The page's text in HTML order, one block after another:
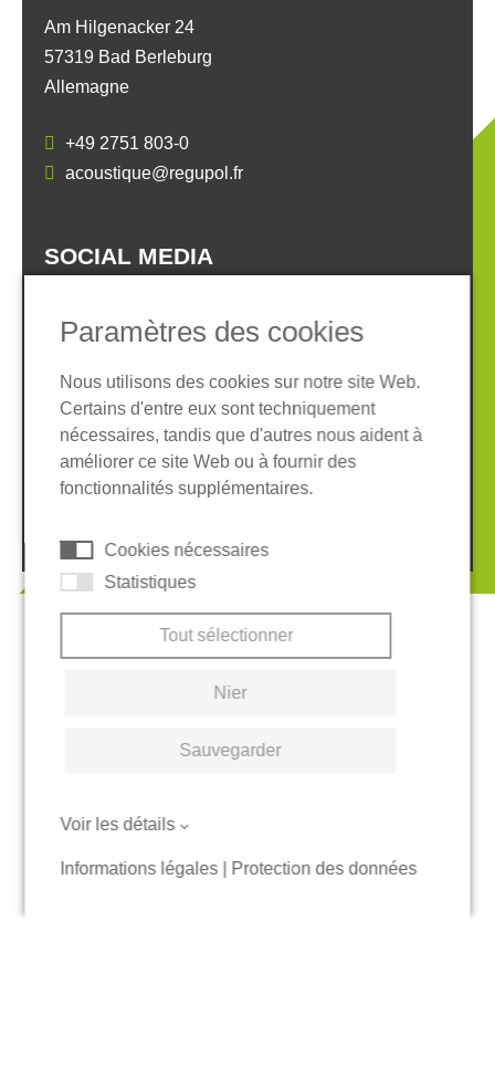
Am Hilgenacker 24
57319 Bad Berleburg
Allemagne
+49 2751 803-0
acoustique@regupol.fr
SOCIAL MEDIA
Informations légales
Protection des données
Conditions Générales
Système de whistleblowing
Cookies
Paramètres des cookies
Nous utilisons des cookies sur notre site Web.
Certains d'entre eux sont techniquement
nécessaires, tandis que d'autres nous aident à
améliorer ce site Web ou à fournir des
fonctionnalités supplémentaires.
Cookies nécessaires
Statistiques
Tout sélectionner
Nier
Sauvegarder
Voir les détails
Informations légales| Protection des données